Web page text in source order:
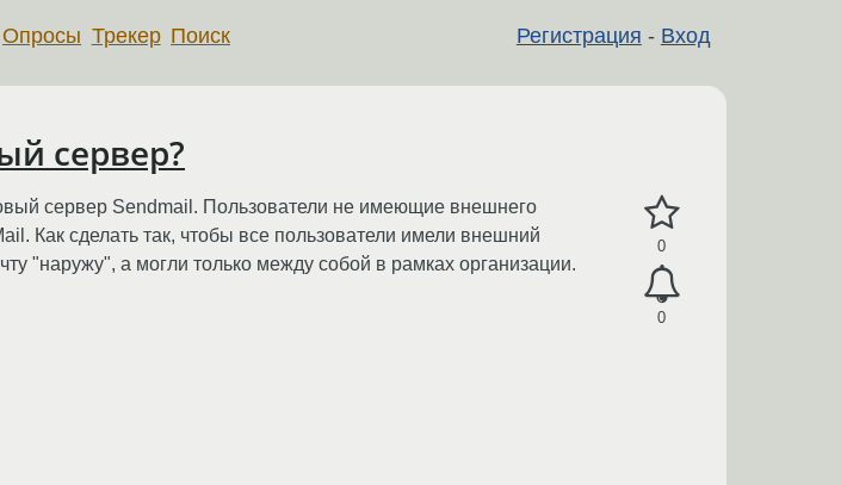
Регистрация - Вход
Опросы Трекер Поиск
сервер?
0
0
сервер Sendmail. Пользователи не имеющие внешнего
Как сделать так, чтобы все пользователи имели внешний
"наружу", а могли только между собой в рамках организации.